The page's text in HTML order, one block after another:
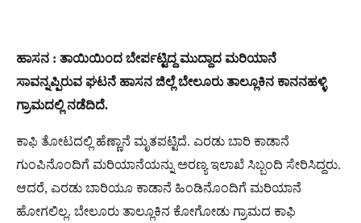
ಹಾಸನ : ತಾಯಿಯಿಂದ ಬೇರ್ಪಟ್ಟಿದ್ದ ಮುದ್ದಾದ ಮರಿಯಾನೆ
ಸಾವನ್ನಪ್ಪಿರುವ ಘಟನೆ ಹಾಸನ ಜಿಲ್ಲೆ ಬೇಲೂರು ತಾಲ್ಲೂಕಿನ ಕಾನನಹಳ್ಳಿ
ಗ್ರಾಮದಲ್ಲಿ ನಡೆದಿದೆ.
ಕಾಫಿ ತೋಟದಲ್ಲಿ ಹೆಣ್ಣಾನೆ ಮೃತಪಟ್ಟಿದೆ. ಎರಡು ಬಾರಿ ಕಾಡಾನೆ
ಗುಂಪಿನೊಂದಿಗೆ ಮರಿಯಾನೆಯನ್ನು ಅರಣ್ಯ ಇಲಾಖೆ ಸಿಬ್ಬಂದಿ ಸೇರಿಸಿದ್ದರು.
ಆದರೆ, ಎರಡು ಬಾರಿಯೂ ಕಾಡಾನೆ ಹಿಂಡಿನೊಂದಿಗೆ ಮರಿಯಾನೆ
ಹೋಗಲಿಲ್ಲ. ಬೇಲೂರು ತಾಲ್ಲೂಕಿನ ಕೋಗೋಡು ಗ್ರಾಮದ ಕಾಫಿ